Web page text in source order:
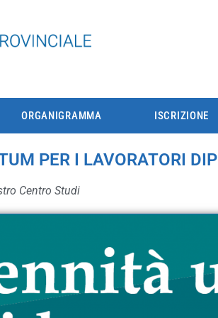
ORGANIGRAMMA ISCRIZIONE
PER I LAVORATORI
Centro Studi